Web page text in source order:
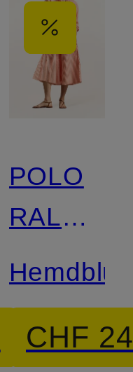
POLO
RALPH
LAUREN
CHF